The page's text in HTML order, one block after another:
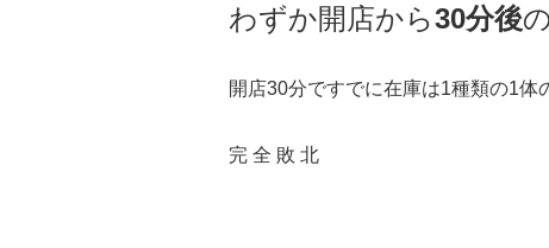
わずか開店から30分後
開店30分ですでに在庫は1種類の1体
完 全 敗 北